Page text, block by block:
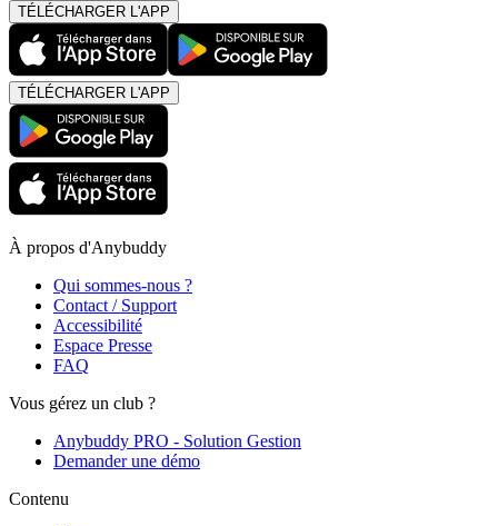
TÉLÉCHARGER L'APP
TÉLÉCHARGER L'APP
À propos d'Anybuddy
Qui sommes-nous ?
Contact / Support
Accessibilité
Espace Presse
FAQ
Vous gérez un club ?
Anybuddy PRO - Solution Gestion
Demander une démo
Contenu